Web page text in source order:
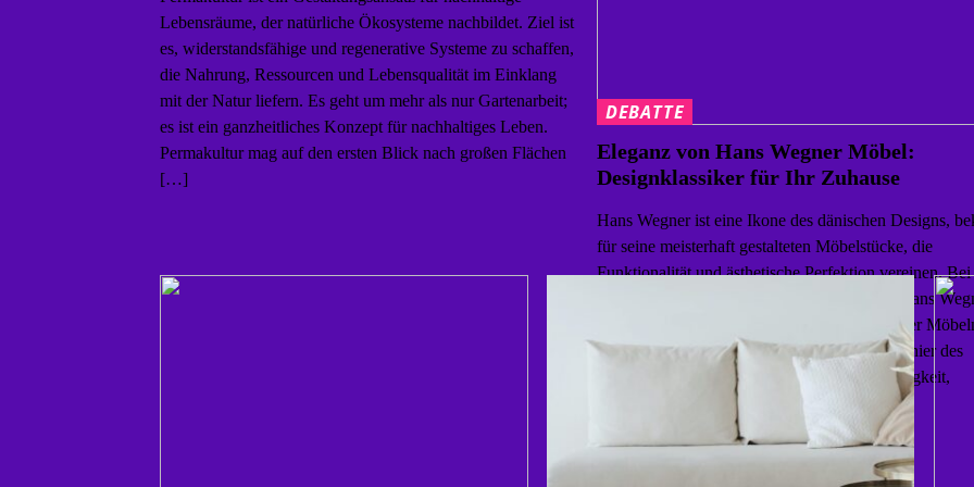
Lebensräume, der natürliche Ökosysteme nachbildet. Ziel ist
es, widerstandsfähige und regenerative Systeme zu schaffen,
die Nahrung, Ressourcen und Lebensqualität im Einklang
mit der Natur liefern. Es geht um mehr als nur Gartenarbeit;
es ist ein ganzheitliches Konzept für nachhaltiges Leben.
Permakultur mag auf den ersten Blick nach großen Flächen
[…]
DEBATTE
Eleganz von Hans Wegner Möbel:
Designklassiker für Ihr Zuhause
Hans Wegner ist eine Ikone des dänischen Designs,
für seine meisterhaft gestalteten Möbelstücke, die
Funktionalität und ästhetische Perfektion vereinen.
Hansen & Søn können Sie die Eleganz von Hans
Möbel entdecken. Merkmale von Hans Wegner
Innovatives Design Hans Wegner war ein Pionier des
modernen Designs und bekannt für seine Fähigkeit,